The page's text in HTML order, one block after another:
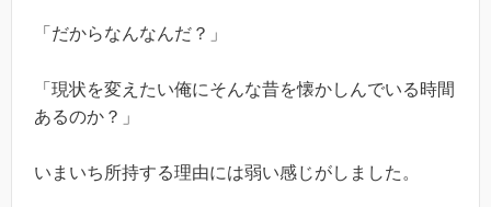
「だからなんなんだ？」
「現状を変えたい俺にそんな昔を懐かしんでいる時間
あるのか？」
いまいち所持する理由には弱い感じがしました。